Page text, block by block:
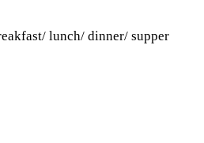
lunch/ dinner/ supper